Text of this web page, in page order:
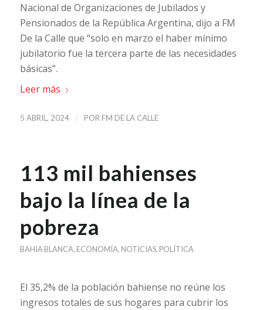
Nacional de Organizaciones de Jubilados y
Pensionados de la República Argentina, dijo a FM
De la Calle que “solo en marzo el haber mínimo
jubilatorio fue la tercera parte de las necesidades
básicas”.
Leer más
5 ABRIL, 2024 / POR FM DE LA CALLE
113 mil bahienses
bajo la línea de la
pobreza
BAHIA BLANCA, ECONOMÍA, NOTICIAS, POLÍTICA
El 35,2% de la población bahiense no reúne los
ingresos totales de sus hogares para cubrir los